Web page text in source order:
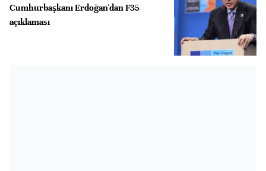
Cumhurbaşkanı Erdoğan'dan F35
açıklaması